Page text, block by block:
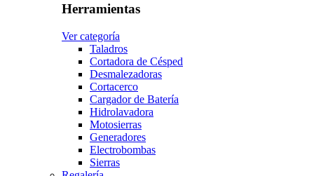
Herramientas
Ver categoría
Taladros
Cortadora de Césped
Desmalezadoras
Cortacerco
Cargador de Batería
Hidrolavadora
Motosierras
Generadores
Electrobombas
Sierras